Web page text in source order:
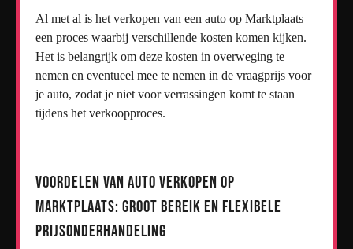
Al met al is het verkopen van een auto op Marktplaats
een proces waarbij verschillende kosten komen kijken.
Het is belangrijk om deze kosten in overweging te
nemen en eventueel mee te nemen in de vraagprijs voor
je auto, zodat je niet voor verrassingen komt te staan
tijdens het verkoopproces.
Voordelen van Auto Verkopen op
Marktplaats: Groot Bereik en Flexibele
Prijsonderhandeling